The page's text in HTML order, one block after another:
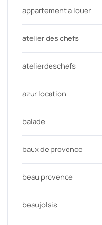
appartement a louer
atelier des chefs
atelierdeschefs
azur location
balade
baux de provence
beau provence
beaujolais